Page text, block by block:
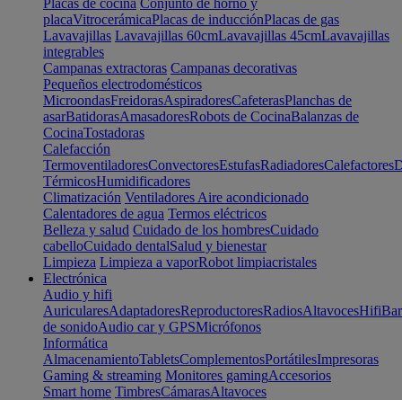
Placas de cocina Conjunto de horno y
placaVitrocerámicaPlacas de inducciónPlacas de gas
Lavavajillas Lavavajillas 60cmLavavajillas 45cmLavavajillas
integrables
Campanas extractoras Campanas decorativas
Pequeños electrodomésticos
MicroondasFreidorasAspiradoresCafeterasPlanchas de
asarBatidorasAmasadoresRobots de CocinaBalanzas de
CocinaTostadoras
Calefacción
TermoventiladoresConvectoresEstufasRadiadoresCalefactores
TérmicosHumidificadores
Climatización Ventiladores Aire acondicionado
Calentadores de agua Termos eléctricos
Belleza y salud Cuidado de los hombresCuidado
cabelloCuidado dentalSalud y bienestar
Limpieza Limpieza a vaporRobot limpiacristales
Electrónica
Audio y hifi
AuricularesAdaptadoresReproductoresRadiosAltavocesHifi
de sonidoAudio car y GPSMicrófonos
Informática
AlmacenamientoTabletsComplementosPortátilesImpresoras
Gaming & streaming Monitores gamingAccesorios
Smart home TimbresCámarasAltavoces